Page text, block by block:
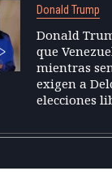
Donald Trump
Donald
que
mientras
exigen a
elecciones